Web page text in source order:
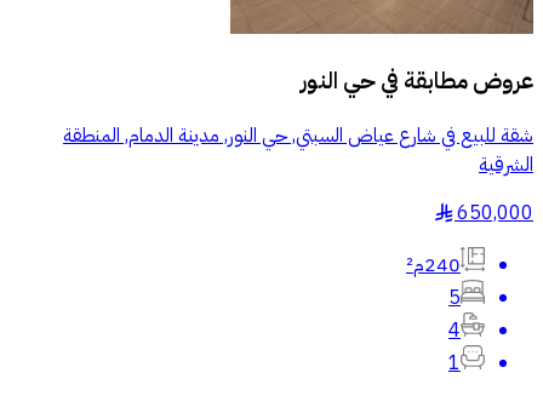
عروض مطابقة فيحي النور
شقة للبيع في شارع عياض السبتي, حي النور, مدينة الدمام, المنطقة
الشرقية
650,000
§
240م²
5
4
1